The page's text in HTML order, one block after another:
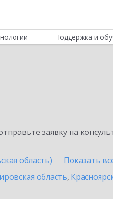
Поддержка и
заявку на
область) Показать
область,